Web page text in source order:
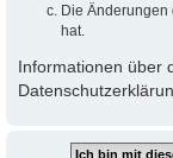
Die
hat.
Informationen über